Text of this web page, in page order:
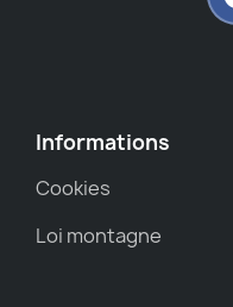
Informations
Cookies
Loi montagne